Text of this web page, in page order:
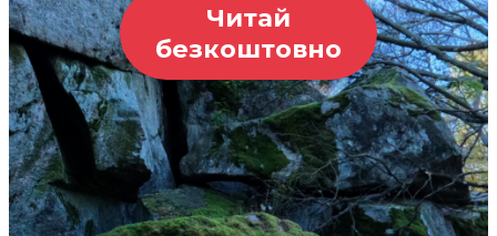
Читай
безкоштовно